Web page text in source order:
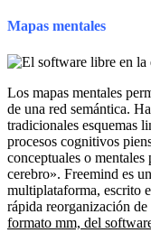
Mapas mentales
Los mapas mentales
de una red semántica.
tradicionales esquemas
procesos cognitivos
conceptuales o mentales
cerebro». Freemind es
multiplataforma, escrito
rápida reorganización de
formato mm, del